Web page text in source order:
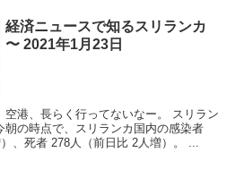
経済ニュースで知るスリランカ
〜 2021年1月23日
56,863人（前日比 787人増）、死者 278人（前日比 2人増）。 ...